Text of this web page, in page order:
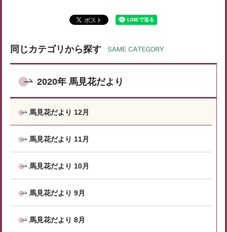
同じカテゴリから探す
2020年 馬見花だより
馬見花だより 12月
馬見花だより 11月
馬見花だより 10月
馬見花だより 9月
馬見花だより 8月